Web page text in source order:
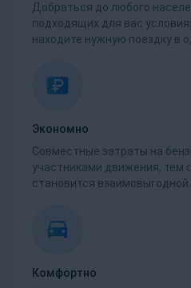
Добраться до любого
подходящих для вас
находите нужную поездку в
Экономно
Совместные затраты на
участниками движения, тем
становится взаимовыгодной.
Комфортно